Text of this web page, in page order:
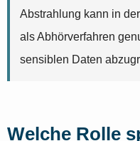
Abstrahlung kann in
als Abhörverfahren
sensiblen Daten
Welche Rolle